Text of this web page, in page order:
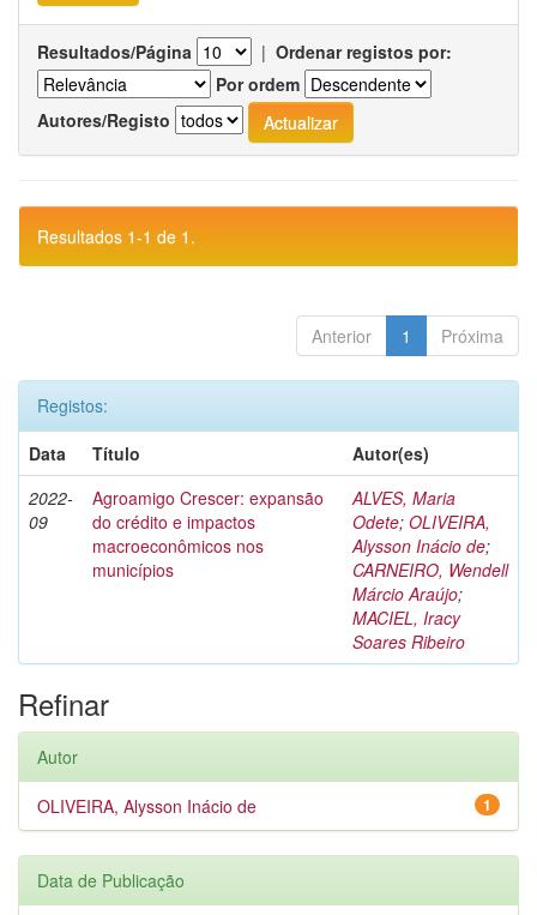
Resultados/Página | Ordenar registos por:
Por ordem
Autores/Registo
Resultados 1-1 de 1.
Anterior 1 Próxima
Registos:
Data
Título
Autor(es)
2022-
09
Agroamigo Crescer: expansão
do crédito e impactos
macroeconômicos nos
municípios
ALVES, Maria
Odete; OLIVEIRA,
Alysson Inácio de;
CARNEIRO, Wendell
Márcio Araújo;
MACIEL, Iracy
Soares Ribeiro
Refinar
Autor
1
OLIVEIRA, Alysson Inácio de
Data de Publicação